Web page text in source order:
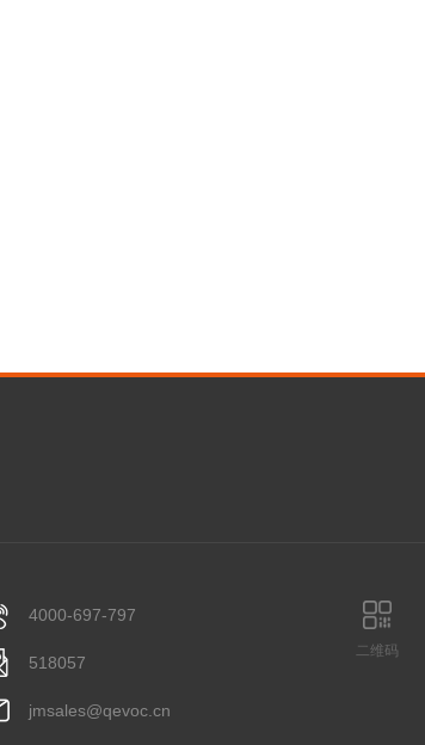
4000-697-797
518057
jmsales@qevoc.cn
二维码